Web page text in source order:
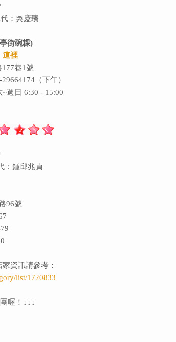
：吳慶臻
街碗粿)
這裡
巷1號
（下午）
週日 6:30 - 15:00
：鍾邱兆貞
96號
資訊請參考：
list/1720833
喔！↓↓↓